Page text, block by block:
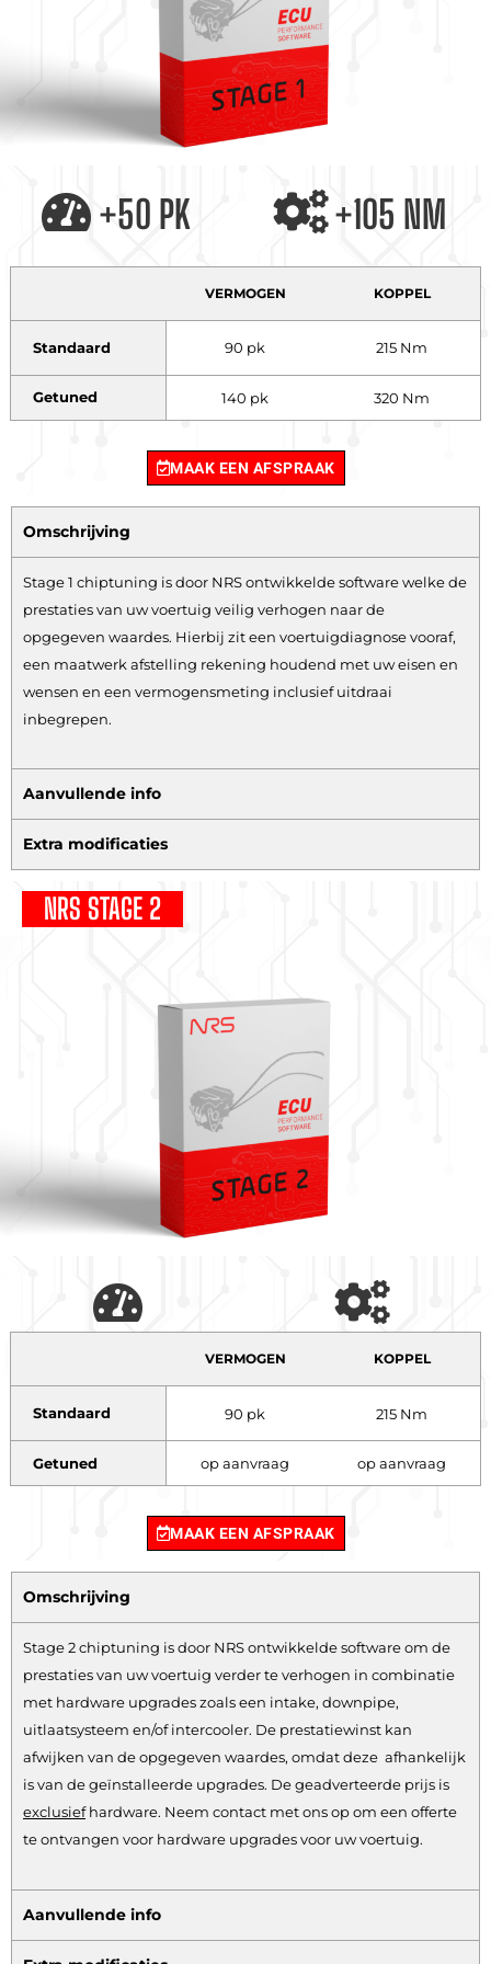
+50 PK +105 NM
VERMOGEN KOPPEL
Standaard 90 pk 215 Nm
Getuned 140 pk 320 Nm
MAAK EEN AFSPRAAK
Omschrijving
Stage 1 chiptuning is door NRS ontwikkelde software welke de
prestaties van uw voertuig veilig verhogen naar de
opgegeven waardes. Hierbij zit een voertuigdiagnose vooraf,
een maatwerk afstelling rekening houdend met uw eisen en
wensen en een vermogensmeting inclusief uitdraai
inbegrepen.
Aanvullende info
Extra modificaties
NRS STAGE 2
VERMOGEN KOPPEL
Standaard 90 pk 215 Nm
Getuned op aanvraag op aanvraag
MAAK EEN AFSPRAAK
Omschrijving
Stage 2 chiptuning is door NRS ontwikkelde software om de
prestaties van uw voertuig verder te verhogen in combinatie
met hardware upgrades zoals een intake, downpipe,
uitlaatsysteem en/of intercooler. De prestatiewinst kan
afwijken van de opgegeven waardes, omdat deze afhankelijk
is van de geïnstalleerde upgrades. De geadverteerde prijs is
exclusiefhardware. Neem contact met ons op om een offerte
te ontvangen voor hardware upgrades voor uw voertuig.
Aanvullende info